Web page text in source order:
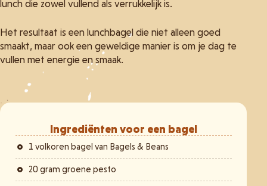
lunch die zowel vullend als verrukkelijk is.
Het resultaat is een lunchbagel die niet alleen goed
smaakt, maar ook een geweldige manier is om je dag te
vullen met energie en smaak.
Ingrediënten voor een bagel
1 volkoren bagel van Bagels & Beans
20 gram groene pesto